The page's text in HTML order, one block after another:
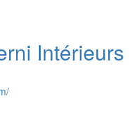
Intérieurs